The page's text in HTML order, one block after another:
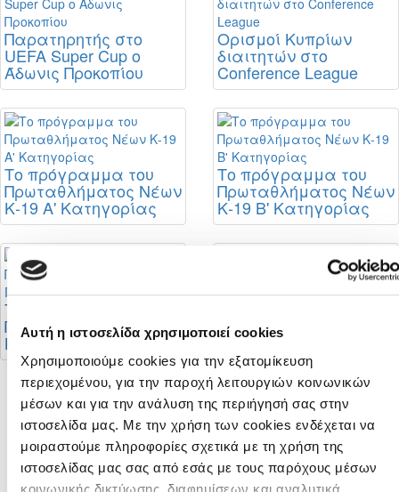
Αυτή η ιστοσελίδα χρησιμοποιεί cookies
Χρησιμοποιούμε cookies για την εξατομίκευση
περιεχομένου, για την παροχή λειτουργιών κοινωνικών
μέσων και για την ανάλυση της περιήγησή σας στην
ιστοσελίδα μας. Με την χρήση των cookies ενδέχεται να
μοιραστούμε πληροφορίες σχετικά με τη χρήση της
ιστοσελίδας μας σας από εσάς με τους παρόχους μέσων
κοινωνικής δικτύωσης, διαφημίσεων και αναλυτικά
Παρατηρητής στο
UEFA Super Cup ο
Άδωνις Προκοπίου
Ορισμοί Κυπρίων
διαιτητών στο
Conference League
Το πρόγραμμα του
Πρωταθλήματος Νέων
Κ-19 Α' Κατηγορίας
Το πρόγραμμα του
Πρωταθλήματος Νέων
Κ-19 Β' Κατηγορίας
Το πρόγραμμα του
Πρωταθλήματος Νέων
Κ-19 Γ' Κατηγορίας
Διαιτητές φιλικών
Σταθερή η θέση της
ΚΟΠ για στήριξη της
πορείας της
αναβάθμισης του
Futsal